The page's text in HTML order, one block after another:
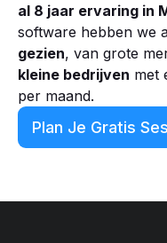
al 8 jaar ervaring in
software hebben we
gezien, van grote
kleine bedrijven met
per maand.
Plan Je Gratis